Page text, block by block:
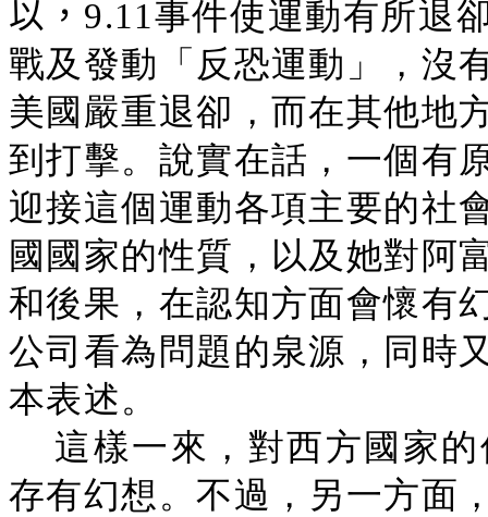
以， 9.11事件使運動有所退
戰及發動「反恐運動」，沒
美國嚴重退卻，而在其他地
到打擊。說實在話，一個有
迎接這個運動各項主要的社
國國家的性質，以及她對阿
和後果，在認知方面會懷有
公司看為問題的泉源，同時
本表述。
這樣一來，對西方國家
存有幻想。不過，另一方面